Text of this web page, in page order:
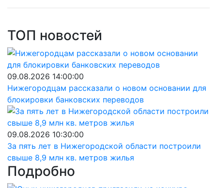
ТОП новостей
09.08.2026 14:00:00
Нижегородцам рассказали о новом основании для
блокировки банковских переводов
09.08.2026 10:30:00
За пять лет в Нижегородской области построили
свыше 8,9 млн кв. метров жилья
Подробно